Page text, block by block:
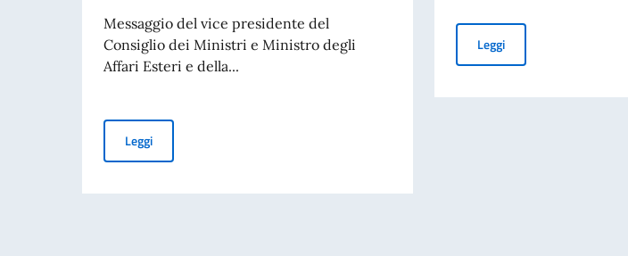
Messaggio del vice presidente del
Consiglio dei Ministri e Ministro degli
Affari Esteri e della...
LeggiCommemorazione 70° anniversario della tragedia di Marcinelle e della Giornata
LeggiElezioni dei COMITES